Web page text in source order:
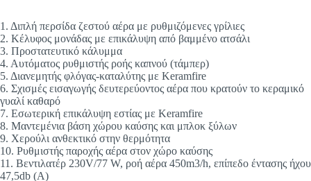
1. Διπλή περσίδα ζεστού αέρα με ρυθμιζόμενες γρίλιες
2. Κέλυφος μονάδας με επικάλυψη από βαμμένο ατσάλι
3. Προστατευτικό κάλυμμα
4. Αυτόματος ρυθμιστής ροής καπνού (τάμπερ)
5. Διανεμητής φλόγας-καταλύτης με Keramfire
6. Σχισμές εισαγωγής δευτερεύοντος αέρα που κρατούν το κεραμικό
γυαλί καθαρό
7. Εσωτερική επικάλυψη εστίας με Keramfire
8. Μαντεμένια βάση χώρου καύσης και μπλοκ ξύλων
9. Χερούλι ανθεκτικό στην θερμότητα
10. Ρυθμιστής παροχής αέρα στον χώρο καύσης
11. Βεντιλατέρ 230V/77 W, ροή αέρα 450m3/h, επίπεδο έντασης ήχου
47,5db (A)